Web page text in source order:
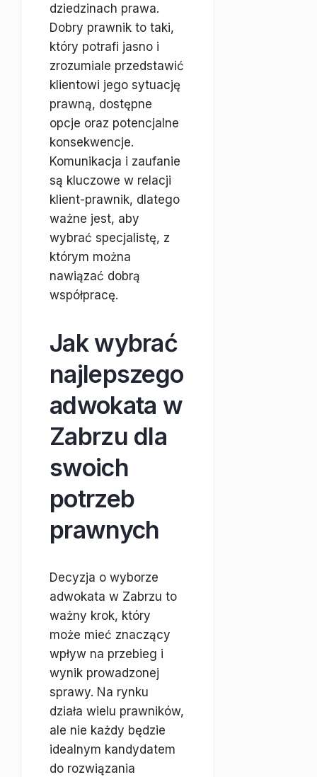
dziedzinach prawa.
Dobry prawnik to taki,
który potrafi jasno i
zrozumiale przedstawić
klientowi jego sytuację
prawną, dostępne
opcje oraz potencjalne
konsekwencje.
Komunikacja i zaufanie
są kluczowe w relacji
klient-prawnik, dlatego
ważne jest, aby
wybrać specjalistę, z
którym można
nawiązać dobrą
współpracę.
Jak wybrać
najlepszego
adwokata w
Zabrzu dla
swoich
potrzeb
prawnych
Decyzja o wyborze
adwokata w Zabrzu to
ważny krok, który
może mieć znaczący
wpływ na przebieg i
wynik prowadzonej
sprawy. Na rynku
działa wielu prawników,
ale nie każdy będzie
idealnym kandydatem
do rozwiązania